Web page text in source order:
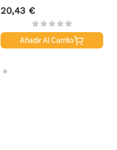
Precio
20,43 €
Añadir Al Carrito